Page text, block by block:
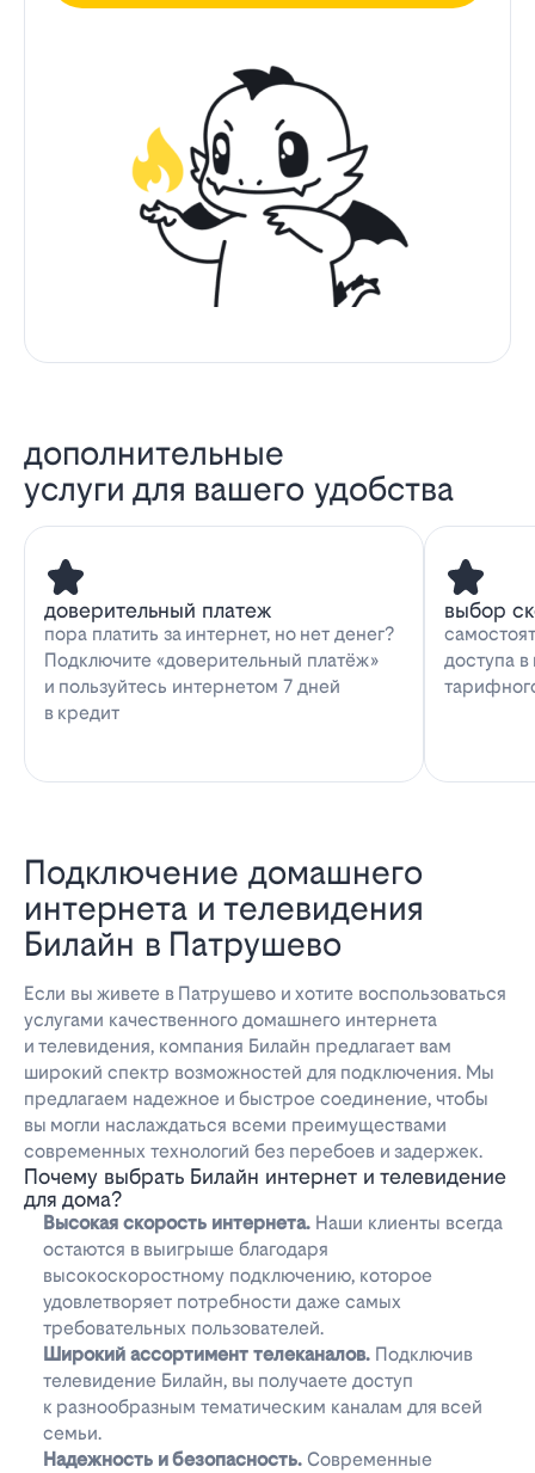
дополнительные
услуги для вашего удобства
доверительный платеж
пора платить за интернет, но нет денег?
Подключите «доверительный платёж»
и пользуйтесь интернетом 7 дней
в кредит
выбор
доступа
Подключение домашнего
интернета и телевидения
Билайн в Патрушево
Если вы живете в Патрушево и хотите воспользоваться
услугами качественного домашнего интернета
и телевидения, компания Билайн предлагает вам
широкий спектр возможностей для подключения. Мы
предлагаем надежное и быстрое соединение, чтобы
вы могли наслаждаться всеми преимуществами
современных технологий без перебоев и задержек.
Почему выбрать Билайн интернет и телевидение
для дома?
Высокая скорость интернета. Наши клиенты всегда
остаются в выигрыше благодаря
высокоскоростному подключению, которое
удовлетворяет потребности даже самых
требовательных пользователей.
Широкий ассортимент телеканалов. Подключив
телевидение Билайн, вы получаете доступ
к разнообразным тематическим каналам для всей
семьи.
Надежность и безопасность. Современные